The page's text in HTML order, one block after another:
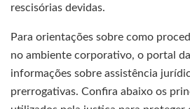
rescisórias devidas.
Para orientações sobre como
no ambiente corporativo, o portal da
informações sobre assistência
prerrogativas. Confira abaixo os